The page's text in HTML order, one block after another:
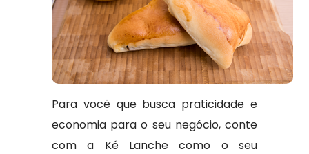
Para você que busca praticidade e
economia para o seu negócio, conte
com a Ké Lanche como o seu